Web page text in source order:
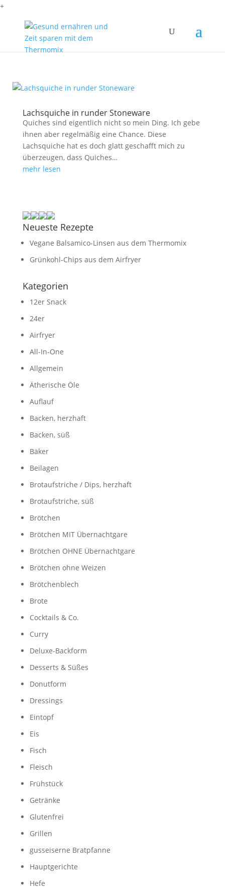
+
Lachsquiche in runder Stoneware
Quiches sind eigentlich nicht so mein Ding. Ich gebe
ihnen aber regelmäßig eine Chance. Diese
Lachsquiche hat es doch glatt geschafft mich zu
überzeugen, dass Quiches…
mehr lesen
Neueste Rezepte
Vegane Balsamico-Linsen aus dem Thermomix
Grünkohl-Chips aus dem Airfryer
Kategorien
12er Snack
24er
Airfryer
All-In-One
Allgemein
Ätherische Öle
Auflauf
Backen, herzhaft
Backen, süß
Bäker
Beilagen
Brotaufstriche / Dips, herzhaft
Brotaufstriche, süß
Brötchen
Brötchen MIT Übernachtgare
Brötchen OHNE Übernachtgare
Brötchen ohne Weizen
Brötchenblech
Brote
Cocktails & Co.
Curry
Deluxe-Backform
Desserts & Süßes
Donutform
Dressings
Eintopf
Eis
Fisch
Fleisch
Frühstück
Getränke
Glutenfrei
Grillen
gusseiserne Bratpfanne
Hauptgerichte
Hefe